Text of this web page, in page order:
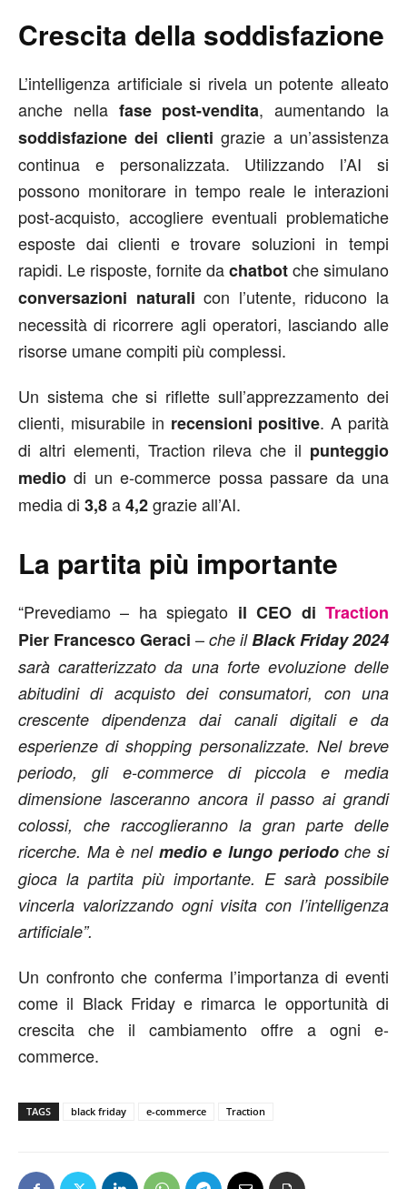
Crescita della soddisfazione
L’intelligenza artificiale si rivela un potente alleato
anche nella fase post-vendita, aumentando la
soddisfazione dei clienti grazie a un’assistenza
continua e personalizzata. Utilizzando l’AI si
possono monitorare in tempo reale le interazioni
post-acquisto, accogliere eventuali problematiche
esposte dai clienti e trovare soluzioni in tempi
rapidi. Le risposte, fornite dachatbotche simulano
conversazioni naturali con l’utente, riducono la
necessità di ricorrere agli operatori, lasciando alle
risorse umane compiti più complessi.
Un sistema che si riflette sull’apprezzamento dei
clienti, misurabile in recensioni positive. A parità
di altri elementi, Traction rileva che il punteggio
medio di un e-commerce possa passare da una
media di 3,8a4,2grazie all’AI.
La partita più importante
“Prevediamo – ha spiegato il CEO diTraction
Pier Francesco Geraci – che ilBlack Friday 2024
sarà caratterizzato da una forte evoluzione delle
abitudini di acquisto dei consumatori, con una
crescente dipendenza dai canali digitali e da
esperienze di shopping personalizzate. Nel breve
periodo, gli e-commerce di piccola e media
dimensione lasceranno ancora il passo ai grandi
colossi, che raccoglieranno la gran parte delle
ricerche. Ma è nel medio e lungo periodoche si
gioca la partita più importante. E sarà possibile
vincerla valorizzando ogni visita con l’intelligenza
artificiale”.
Un confronto che conferma l’importanza di eventi
come il Black Friday e rimarca le opportunità di
crescita che il cambiamento offre a ogni e-
commerce.
TAGS black friday e-commerce Traction